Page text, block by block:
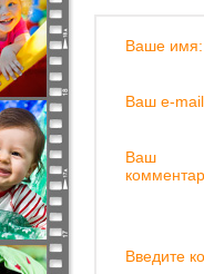
Ваше имя:
Ваш e-
Ваш
Введите